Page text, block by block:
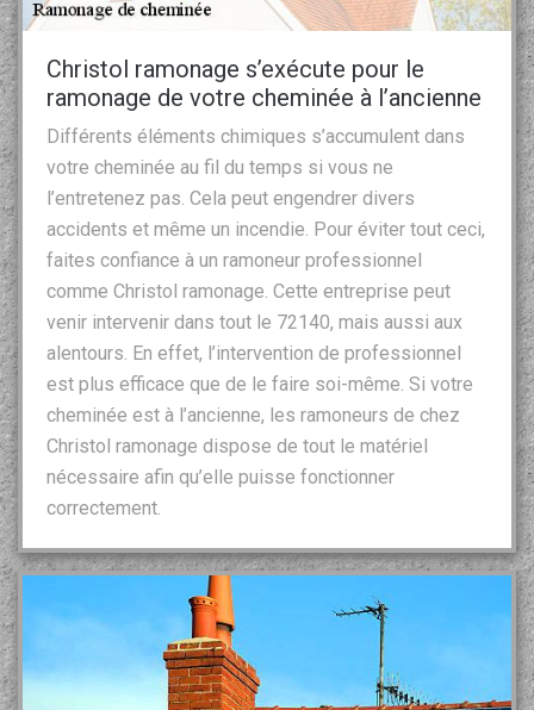
Christol ramonage s’exécute pour le
ramonage de votre cheminée à l’ancienne
Différents éléments chimiques s’accumulent dans
votre cheminée au fil du temps si vous ne
l’entretenez pas. Cela peut engendrer divers
accidents et même un incendie. Pour éviter tout ceci,
faites confiance à un ramoneur professionnel
comme Christol ramonage. Cette entreprise peut
venir intervenir dans tout le 72140, mais aussi aux
alentours. En effet, l’intervention de professionnel
est plus efficace que de le faire soi-même. Si votre
cheminée est à l’ancienne, les ramoneurs de chez
Christol ramonage dispose de tout le matériel
nécessaire afin qu’elle puisse fonctionner
correctement.